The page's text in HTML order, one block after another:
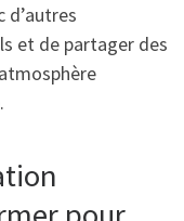
et de partager des